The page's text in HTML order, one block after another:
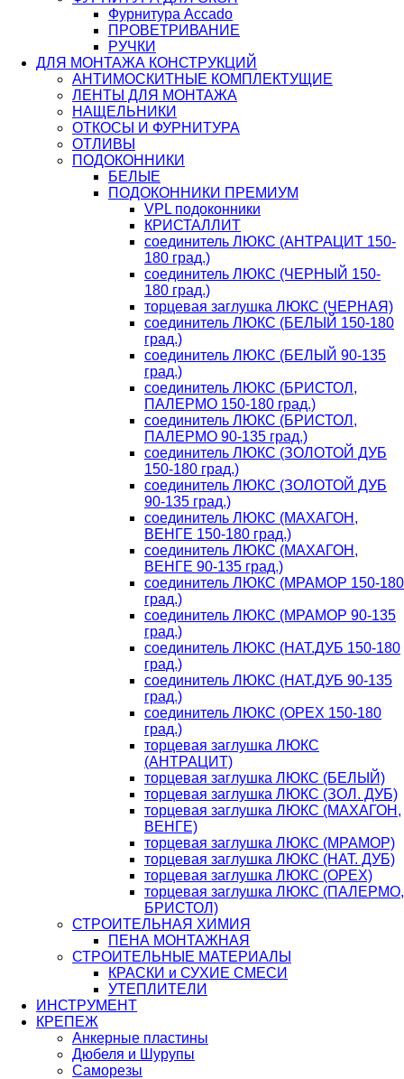
Фурнитура Accado
ПРОВЕТРИВАНИЕ
РУЧКИ
ДЛЯ МОНТАЖА КОНСТРУКЦИЙ
АНТИМОСКИТНЫЕ КОМПЛЕКТУЩИЕ
ЛЕНТЫ ДЛЯ МОНТАЖА
НАЩЕЛЬНИКИ
ОТКОСЫ И ФУРНИТУРА
ОТЛИВЫ
ПОДОКОННИКИ
БЕЛЫЕ
ПОДОКОННИКИ ПРЕМИУМ
VPL подоконники
КРИСТАЛЛИТ
соединитель ЛЮКС (АНТРАЦИТ 150-
180 град.)
соединитель ЛЮКС (ЧЕРНЫЙ 150-
180 град.)
торцевая заглушка ЛЮКС (ЧЕРНАЯ)
соединитель ЛЮКС (БЕЛЫЙ 150-180
град.)
соединитель ЛЮКС (БЕЛЫЙ 90-135
град.)
соединитель ЛЮКС (БРИСТОЛ,
ПАЛЕРМО 150-180 град.)
соединитель ЛЮКС (БРИСТОЛ,
ПАЛЕРМО 90-135 град.)
соединитель ЛЮКС (ЗОЛОТОЙ ДУБ
150-180 град.)
соединитель ЛЮКС (ЗОЛОТОЙ ДУБ
90-135 град.)
соединитель ЛЮКС (МАХАГОН,
ВЕНГЕ 150-180 град.)
соединитель ЛЮКС (МАХАГОН,
ВЕНГЕ 90-135 град.)
соединитель ЛЮКС (МРАМОР 150-180
град.)
соединитель ЛЮКС (МРАМОР 90-135
град.)
соединитель ЛЮКС (НАТ.ДУБ 150-180
град.)
соединитель ЛЮКС (НАТ.ДУБ 90-135
град.)
соединитель ЛЮКС (ОРЕХ 150-180
град.)
торцевая заглушка ЛЮКС
(АНТРАЦИТ)
торцевая заглушка ЛЮКС (БЕЛЫЙ)
торцевая заглушка ЛЮКС (ЗОЛ. ДУБ)
торцевая заглушка ЛЮКС (МАХАГОН,
ВЕНГЕ)
торцевая заглушка ЛЮКС (МРАМОР)
торцевая заглушка ЛЮКС (НАТ. ДУБ)
торцевая заглушка ЛЮКС (ОРЕХ)
торцевая заглушка ЛЮКС (ПАЛЕРМО,
БРИСТОЛ)
СТРОИТЕЛЬНАЯ ХИМИЯ
ПЕНА МОНТАЖНАЯ
СТРОИТЕЛЬНЫЕ МАТЕРИАЛЫ
КРАСКИ и СУХИЕ СМЕСИ
УТЕПЛИТЕЛИ
ИНСТРУМЕНТ
КРЕПЕЖ
Анкерные пластины
Дюбеля и Шурупы
Саморезы